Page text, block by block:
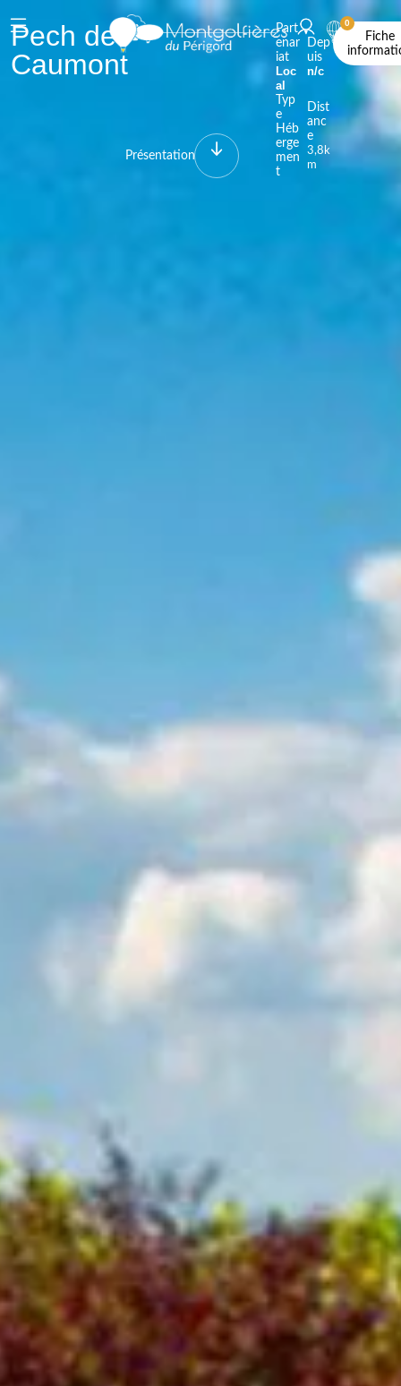
0
Pech de
Caumont
Présentation
Part
enar
iat
Loc
al
Dep
uis
n/c
Typ
e
Héb
erge
men
t
Dist
anc
e
3,8k
m
Fiche